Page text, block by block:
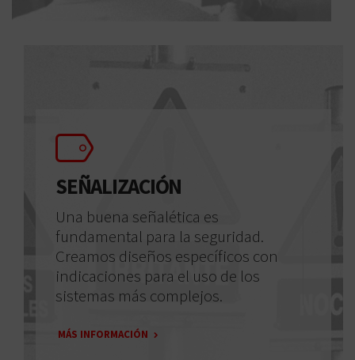
SEÑALIZACIÓN
Una buena señalética es
fundamental para la seguridad.
Creamos diseños específicos con
indicaciones para el uso de los
sistemas más complejos.
MÁS INFORMACIÓN